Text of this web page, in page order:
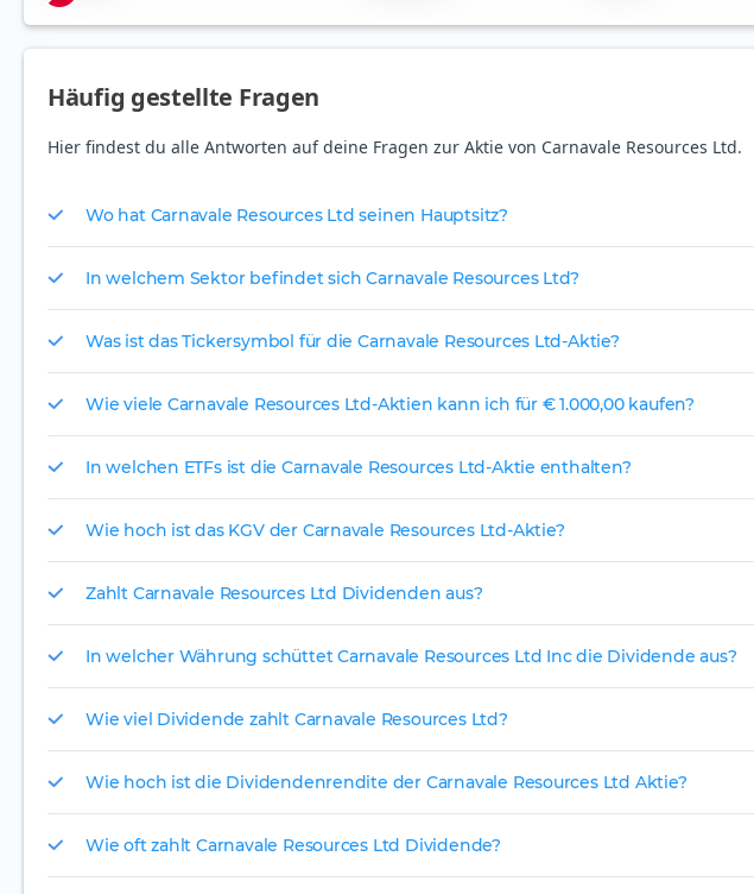
Häufig gestellte Fragen
Hier findest du alle Antworten auf deine Fragen zur Aktie von Carnavale Resources Ltd.
Wo hat Carnavale Resources Ltd seinen Hauptsitz?
In welchem Sektor befindet sich Carnavale Resources Ltd?
Was ist das Tickersymbol für die Carnavale Resources Ltd-Aktie?
Wie viele Carnavale Resources Ltd-Aktien kann ich für € 1.000,00 kaufen?
In welchen ETFs ist die Carnavale Resources Ltd-Aktie enthalten?
Wie hoch ist das KGV der Carnavale Resources Ltd-Aktie?
Zahlt Carnavale Resources Ltd Dividenden aus?
In welcher Währung schüttet Carnavale Resources Ltd Inc die Dividende aus?
Wie viel Dividende zahlt Carnavale Resources Ltd?
Wie hoch ist die Dividendenrendite der Carnavale Resources Ltd Aktie?
Wie oft zahlt Carnavale Resources Ltd Dividende?